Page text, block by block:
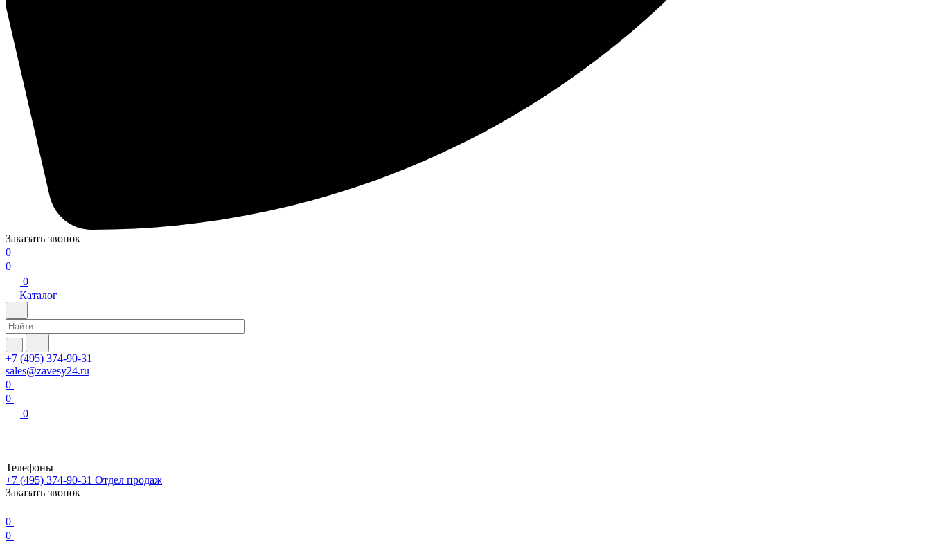
Заказать звонок
0
0
0
Каталог
+7 (495) 374-90-31
sales@zavesy24.ru
0
0
0
Телефоны
+7 (495) 374-90-31 Отдел продаж
Заказать звонок
0
0